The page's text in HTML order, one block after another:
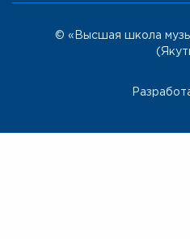
© «Высшая школа